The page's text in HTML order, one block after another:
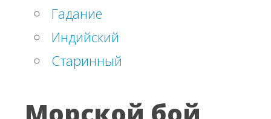
Гадание
Индийский
Старинный